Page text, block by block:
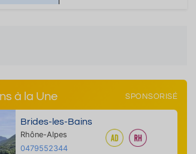
à la Une SPONSORISÉ
Brides-les-Bains
Rhône-Alpes
0479552344